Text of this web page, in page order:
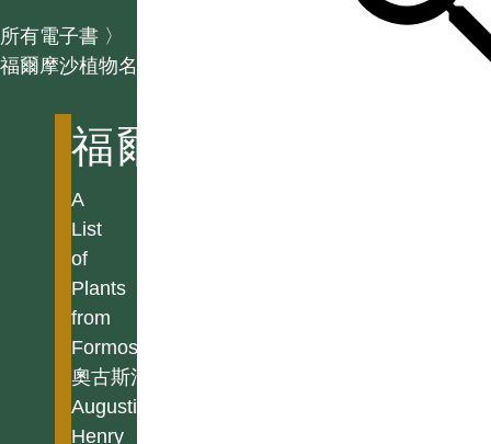
所有電子書 〉
福爾摩沙植物名錄
福爾摩沙植物名錄
A
List
of
Plants
from
Formosa
奧古斯汀亨利
Augustine
Henry